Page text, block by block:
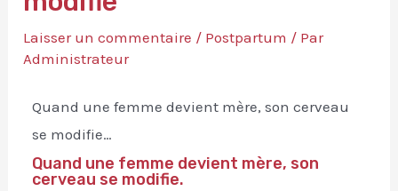
Laisser un commentaire / Postpartum / Par
Administrateur
Quand une femme devient mère, son cerveau
se modifie…
Quand une femme devient mère, son
cerveau se modifie.